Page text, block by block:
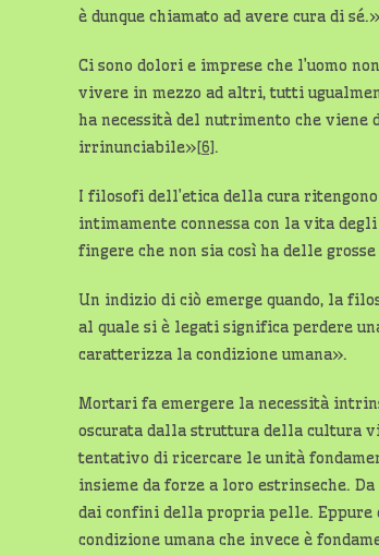
è dunque chiamato ad avere cura di sé.»
Ci sono dolori e imprese che l’uomo
vivere in mezzo ad altri, tutti
ha necessità del nutrimento che
irrinunciabile»[6].
I filosofi dell’etica della cura
intimamente connessa con la vita
fingere che non sia così ha delle
Un indizio di ciò emerge quando, la
al quale si è legati significa perdere
caratterizza la condizione umana».
Mortari fa emergere la necessità
oscurata dalla struttura della cultura
tentativo di ricercare le unità
insieme da forze a loro estrinseche.
dai confini della propria pelle. Eppure
condizione umana che invece è